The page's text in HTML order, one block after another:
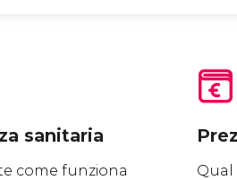
sanitaria
come funziona
Qual